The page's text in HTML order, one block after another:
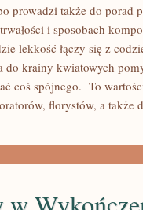
prowadzi także do porad
i sposobach
lekkość łączy się z
do krainy kwiatowych
coś spójnego. To
florystów, a także